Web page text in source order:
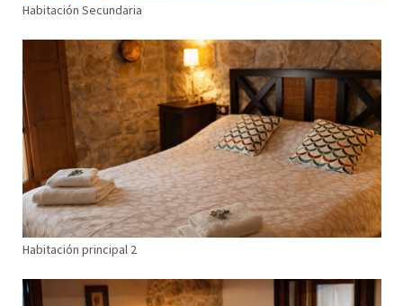
Habitación Secundaria
Habitación principal 2